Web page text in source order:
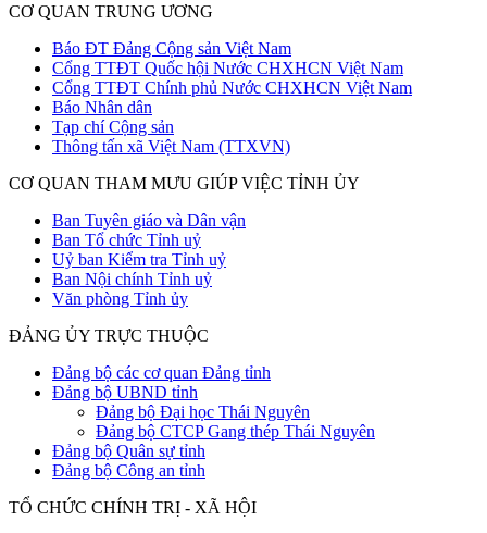
CƠ QUAN TRUNG ƯƠNG
Báo ĐT Đảng Cộng sản Việt Nam
Cổng TTĐT Quốc hội Nước CHXHCN Việt Nam
Cổng TTĐT Chính phủ Nước CHXHCN Việt Nam
Báo Nhân dân
Tạp chí Cộng sản
Thông tấn xã Việt Nam (TTXVN)
CƠ QUAN THAM MƯU GIÚP VIỆC TỈNH ỦY
Ban Tuyên giáo và Dân vận
Ban Tổ chức Tỉnh uỷ
Uỷ ban Kiểm tra Tỉnh uỷ
Ban Nội chính Tỉnh uỷ
Văn phòng Tỉnh ủy
ĐẢNG ỦY TRỰC THUỘC
Đảng bộ các cơ quan Đảng tỉnh
Đảng bộ UBND tỉnh
Đảng bộ Đại học Thái Nguyên
Đảng bộ CTCP Gang thép Thái Nguyên
Đảng bộ Quân sự tỉnh
Đảng bộ Công an tỉnh
TỔ CHỨC CHÍNH TRỊ - XÃ HỘI